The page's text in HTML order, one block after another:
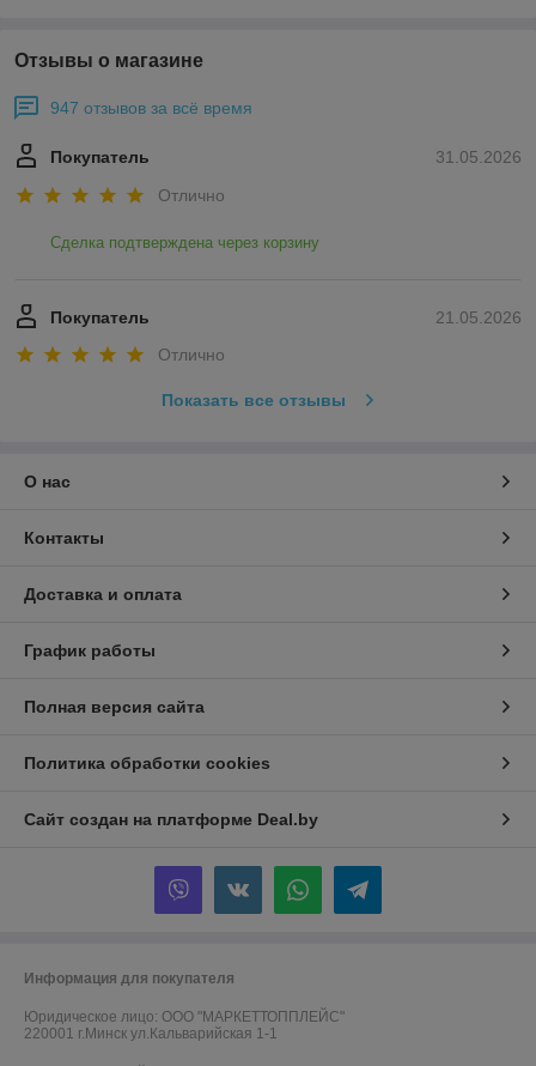
Отзывы о магазине
947 отзывов за всё время
31.05.2026
Покупатель
Отлично
Сделка подтверждена через корзину
21.05.2026
Покупатель
Отлично
Показать все отзывы
О нас
Контакты
Доставка и оплата
График работы
Полная версия сайта
Политика обработки cookies
Сайт создан на платформе Deal.by
Информация для покупателя
Юридическое лицо: ООО "МАРКЕТТОППЛЕЙС"
220001 г.Минск ул.Кальварийская 1-1